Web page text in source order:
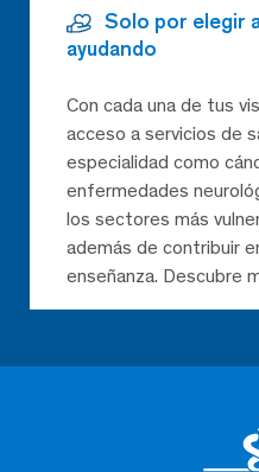
Solo por elegir
ayudando
Con cada una de tus
acceso a servicios de
especialidad como
enfermedades
los sectores más
además de contribuir
enseñanza. Descubre